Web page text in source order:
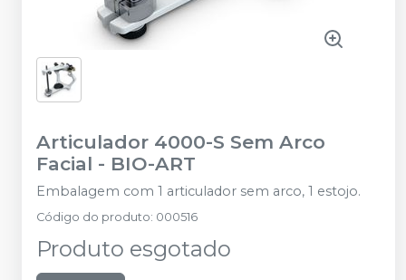
Articulador 4000-S Sem Arco
Facial - BIO-ART
Embalagem com 1 articulador sem arco, 1 estojo.
Código do produto: 000516
Produto esgotado